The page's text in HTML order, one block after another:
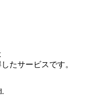
たサービスです。